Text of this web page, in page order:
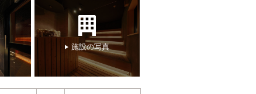
施設の写真